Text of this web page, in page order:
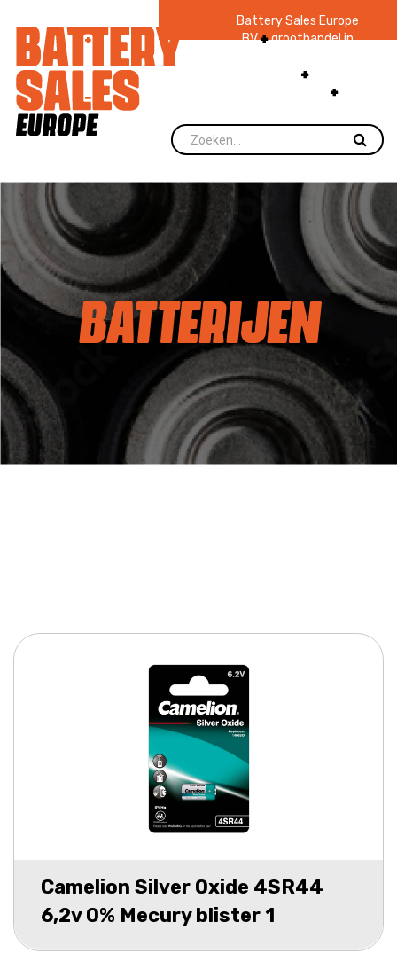
Battery Sales Europe
BV groothandel in
zaklampen Ruim 48
jaar ervaring
voorraad.
BATTERIJEN
Camelion Silver Oxide 4SR44
6,2v 0% Mecury blister 1